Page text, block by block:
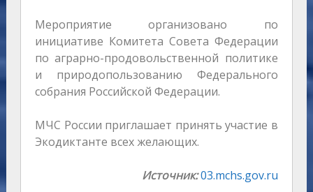
Мероприятие организовано по
инициативе Комитета Совета Федерации
по аграрно-продовольственной политике
и природопользованию Федерального
собрания Российской Федерации.
МЧС России приглашает принять участие в
Экодиктанте всех желающих.
Источник:03.mchs.gov.ru